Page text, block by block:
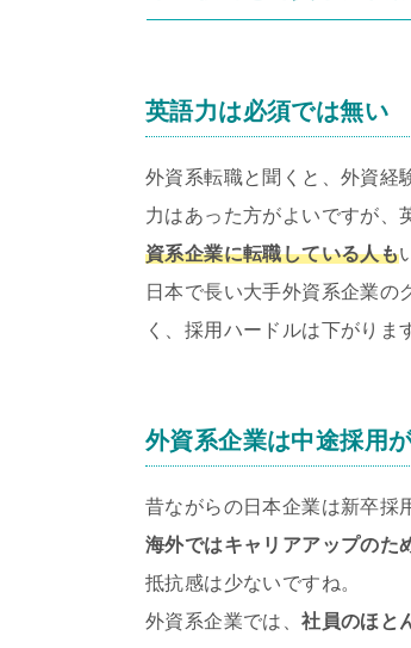
英語力は必須では無い
外資系転職と聞くと、外資経
力はあった方がよいですが、
資系企業に転職している人も
日本で長い大手外資系企業の
く、採用ハードルは下がりま
外資系企業は中途採用
昔ながらの日本企業は新卒採
海外ではキャリアアップのた
抵抗感は少ないですね。
外資系企業では、社員のほと